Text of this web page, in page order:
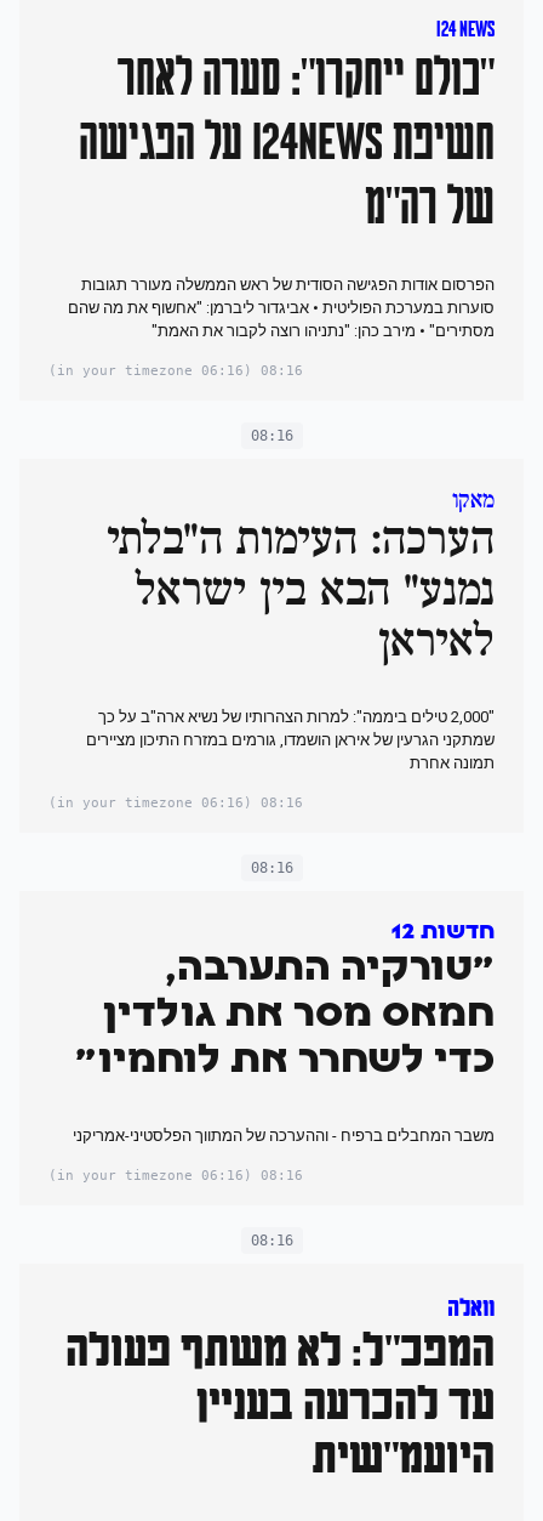
I24 News
"כולם ייחקרו": סערה לאחר
חשיפת i24NEWS על הפגישה
של רה"מ
הפרסום אודות הפגישה הסודית של ראש הממשלה מעורר תגובות
סוערות במערכת הפוליטית • אביגדור ליברמן: "אחשוף את מה שהם
מסתירים" • מירב כהן: "נתניהו רוצה לקבור את האמת"
08:16
(06:16 in your timezone)
08:16
מאקו
הערכה: העימות ה"בלתי
נמנע" הבא בין ישראל
לאיראן
"2,000 טילים ביממה": למרות הצהרותיו של נשיא ארה"ב על כך
שמתקני הגרעין של איראן הושמדו, גורמים במזרח התיכון מציירים
תמונה אחרת
08:16
(06:16 in your timezone)
08:16
חדשות 12
"טורקיה התערבה,
חמאס מסר את גולדין
כדי לשחרר את לוחמיו"
משבר המחבלים ברפיח - וההערכה של המתווך הפלסטיני-אמריקני
08:16
(06:16 in your timezone)
08:16
וואלה
המפכ"ל: לא משתף פעולה
עד להכרעה בעניין
היועמ"שית